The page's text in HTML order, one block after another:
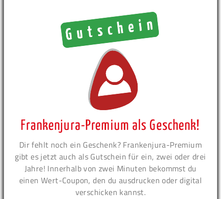
Frankenjura-Premium als Geschenk!
Dir fehlt noch ein Geschenk? Frankenjura-Premium
gibt es jetzt auch als Gutschein für ein, zwei oder drei
Jahre! Innerhalb von zwei Minuten bekommst du
einen Wert-Coupon, den du ausdrucken oder digital
verschicken kannst.